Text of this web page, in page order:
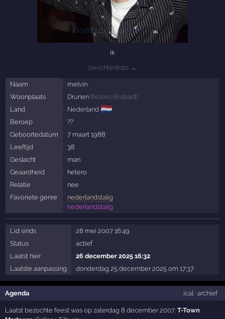
ik
berichtenfoto →
Naam
melvin
Woonplaats
Drunen (Noord-Brabant)
Land
Nederland 🇳🇱
Beroep
??
Geboortedatum
7 maart 1988
Leeftijd
38
Geslacht
man
Geaardheid
hetero
Relatie
nee
Favoriete genre
nederlandstalig
nederlandstalig
Lid sinds
28 mei 2007 16:49
Status
actief
Laatst hier
26 december 2025 16:32
Laatste aanpassing
donderdag 25 december 2025 om 17:37
Agenda ical· archief
Laatst bezochte feest was op zaterdag 8 december 2007:T-Town